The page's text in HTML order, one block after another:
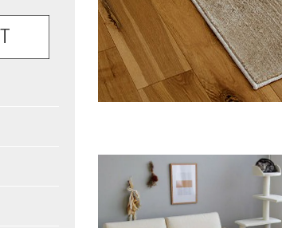
かんたん！オーダー注文へ
カーテン生地 無料サンプル
DESIGN LIFE
NEXTHOME
遮光カーテン
100×135cm（遮光カーテン）
100×178cm（遮光カーテン）
厚地カーテン
100×135cm（厚地カーテン）
ラグをサイズで選ぶ
100×140cm程度
140×200cm程度
ラグを機能で選ぶ
床暖房/ホットカーペット対応
カーペットをサイズで選ぶ
176×176cm（江戸間2畳）